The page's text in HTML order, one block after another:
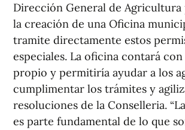
Dirección General de Agricultura
la creación de una Oficina
tramite directamente estos
especiales. La oficina contará
propio y permitiría ayudar a los
cumplimentar los trámites y
resoluciones de la Conselleria.
es parte fundamental de lo que